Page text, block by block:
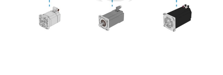
Video